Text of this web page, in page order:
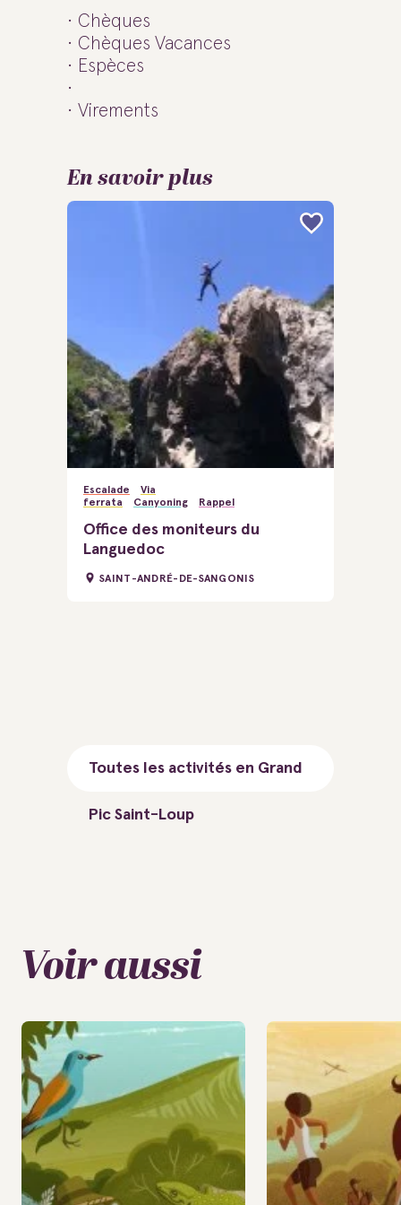
Chèques
Chèques Vacances
Espèces
Virements
En savoir plus
Escalade
Via
ferrata
Canyoning Rappel
Office des moniteurs du
Languedoc
SAINT-ANDRÉ-DE-SANGONIS
Toutes les activités en Grand
Pic Saint-Loup
Voir aussi